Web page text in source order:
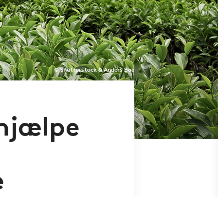
© Shutterstock & Anders Boe